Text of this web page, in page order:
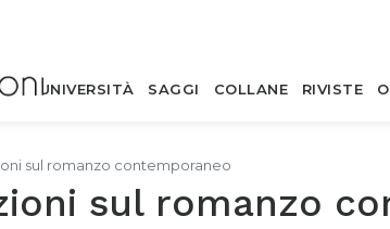
UNIVERSITÀ SAGGI COLLANE RIVISTE
sul romanzo contemporaneo
sul romanzo